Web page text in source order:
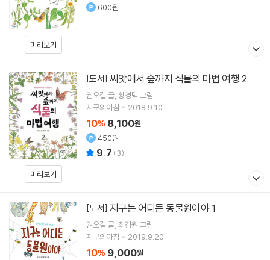
미리보기
600원
미리보기
[도서] 씨앗에서 숲까지 식물의 마법 여행 2
권오길 글 황경택 그림
지구의아침
2018.9.10.
10% 8,100원
450원
9.7 (3)
[도서] 지구는 어디든 동물원이야 1
권오길 글 최경원 그림
지구의아침
2019.9.20.
10% 9,000원